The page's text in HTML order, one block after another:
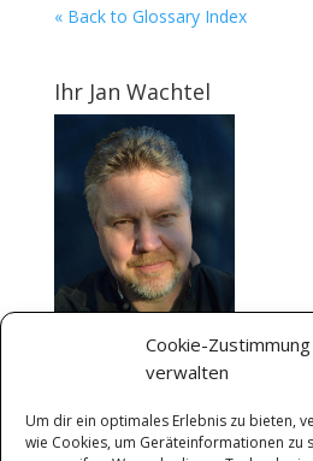
Cookie-Zustimmung
verwalten
Um dir ein optimales Erlebnis zu bieten,
wie Cookies, um Geräteinformationen
« Back to Glossary Index
Ihr Jan Wachtel
Kontakt-Zeiten